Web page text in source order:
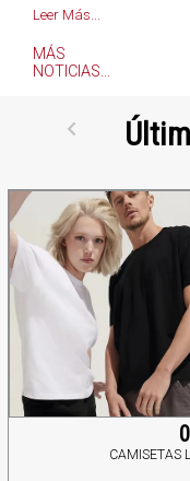
Leer Más...
MÁS
NOTICIAS...
CAMISETAS